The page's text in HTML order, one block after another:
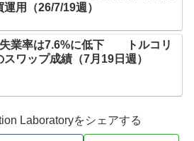
運用（26/7/19週）
業率は7.6%に低下 トルコリ
スワップ成績（7月19日週）
Laboratoryをシェアする